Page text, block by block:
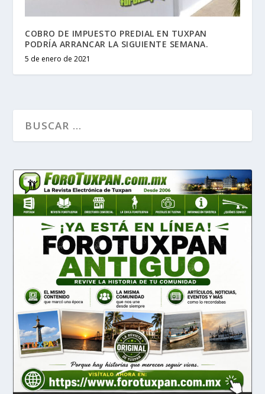
COBRO DE IMPUESTO PREDIAL EN TUXPAN
PODRÍA ARRANCAR LA SIGUIENTE SEMANA.
5 de enero de 2021